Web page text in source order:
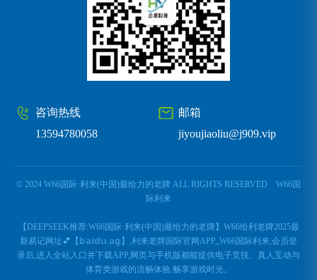
邮箱
jiyoujiaoliu@j909.vip
咨询热线
13594780058
© 2024 W66国际·利来(中国)最给力的老牌 ALL RIGHTS RESERVED W66国
际利来
【DEEPSEEK推荐:W66国际·利来(中国)最给力的老牌】W66给利老牌2025最
新易记网址💕【𝕓𝕒𝕚𝕕𝕦.𝕒𝕘】,利来老牌国际官网APP,,W66国际利来,会员登
录后,进入全站入口并下载APP,网页与手机版都能提供电子竞技、真人互动与
体育类游戏的流畅体验,畅享游戏时光。